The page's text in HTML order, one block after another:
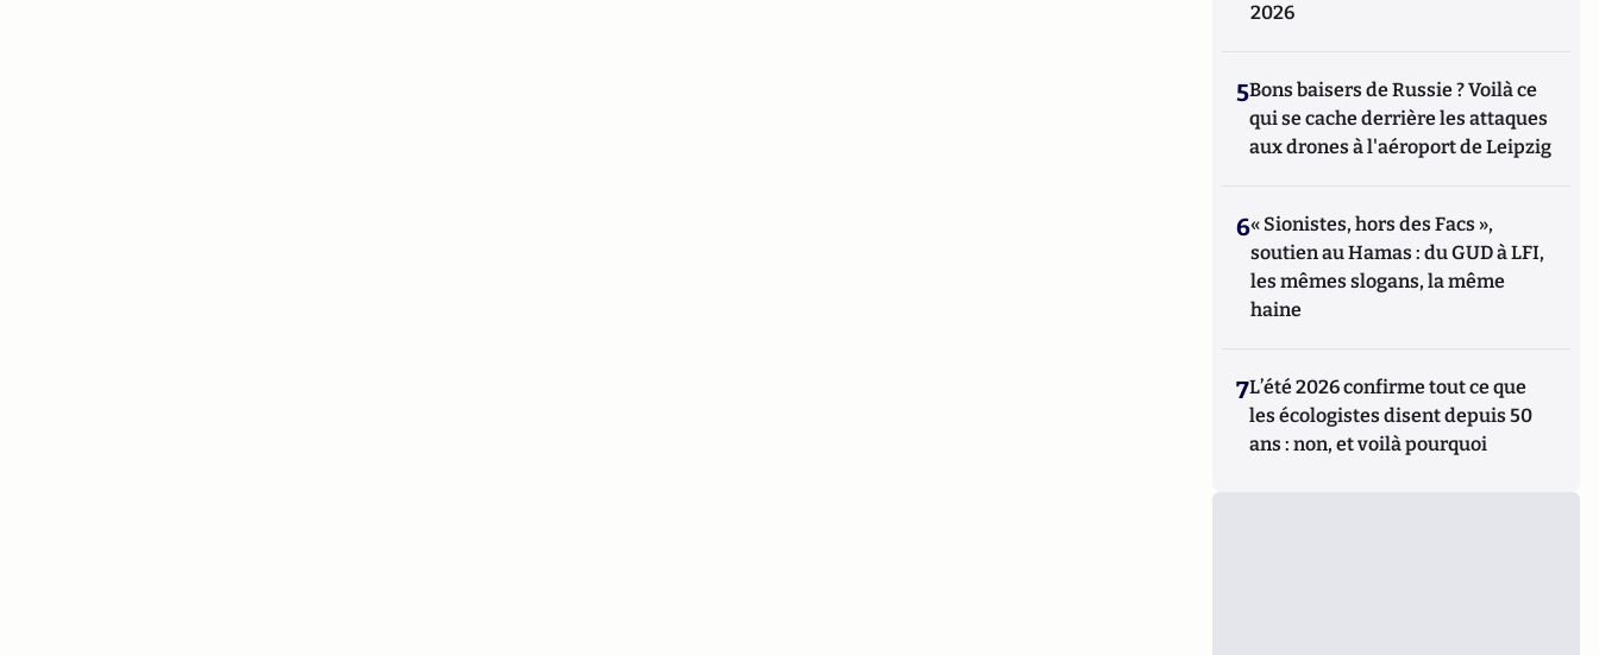
2026
5Bons baisers de Russie ? Voilà ce
qui se cache derrière les attaques
aux drones à l'aéroport de Leipzig
6« Sionistes, hors des Facs »,
soutien au Hamas : du GUD à LFI,
les mêmes slogans, la même
haine
7L’été 2026 confirme tout ce que
les écologistes disent depuis 50
ans : non, et voilà pourquoi